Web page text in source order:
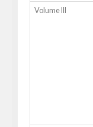
Volume III